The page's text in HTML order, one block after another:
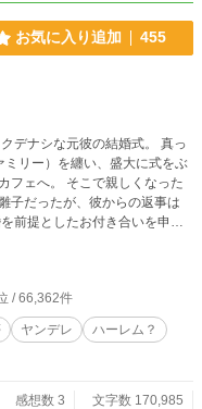
お気に入り追加 455
リー）を纏い、盛大に式をぶ
フェへ。 そこで親しくなった
子だったが、彼からの返事は
前提としたお付き合いを申し
謀るハメに。 その日からあ
雛子。 だがそれとは別に、
、「ゴスロリドレス（アダム
て。どこへ行ったの私の平
/ 66,362件
ヤンデレ
ハーレム？
感想数 3
文字数 170,985